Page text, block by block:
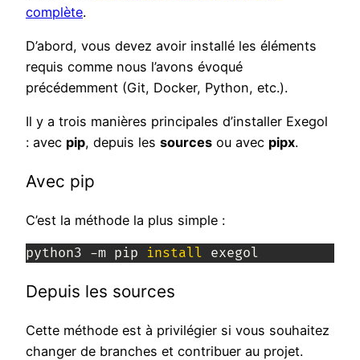
complète.
D’abord, vous devez avoir installé les éléments
requis comme nous l’avons évoqué
précédemment (Git, Docker, Python, etc.).
Il y a trois manières principales d’installer Exegol
: avec pip, depuis les sources ou avec pipx.
Avec pip
C’est la méthode la plus simple :
python3 -m pip install exegol
Depuis les sources
Cette méthode est à privilégier si vous souhaitez
changer de branches et contribuer au projet.